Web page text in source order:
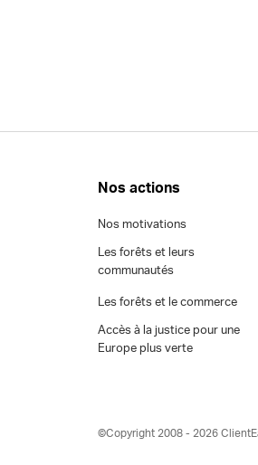
Nos actions
Nos motivations
Les forêts et leurs
communautés
Les forêts et le commerce
Accès à la justice pour une
Europe plus verte
©Copyright 2008 - 2026